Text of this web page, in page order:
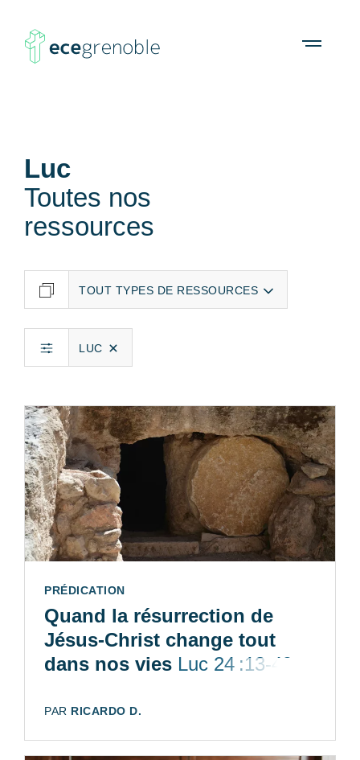
ECE
À propos Agenda RessourcesOpen
Luc
Toutes nos
ressources
LUC
TYPE:
PRÉDICATION
Quand la résurrection de
Jésus-Christ change tout
dans nos vies Luc 24 :13-49
AUTEUR:
PAR RICARDO D.